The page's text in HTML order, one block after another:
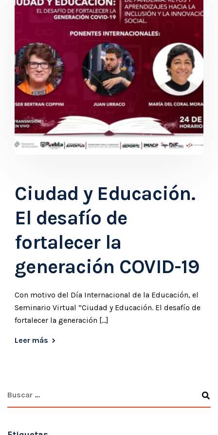
Ciudad y Educación.
El desafío de
fortalecer la
generación COVID-19
Con motivo del Día Internacional de la Educación, el
Seminario Virtual “Ciudad y Educación. El desafío de
fortalecer la generación […]
Leer más